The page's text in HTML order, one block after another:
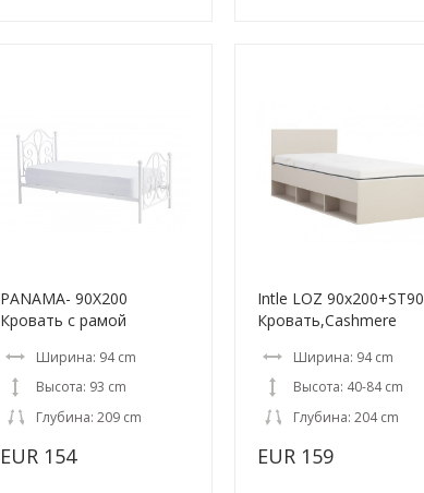
PANAMA- 90X200
Кровать c рамой
Ширина: 94 cm
Высота: 93 cm
Глубина: 209 cm
EUR 154
Intle LOZ 90x200+ST90
Кровать,Cashmere
Ширина: 94 cm
Высота: 40-84 cm
Глубина: 204 cm
EUR 159